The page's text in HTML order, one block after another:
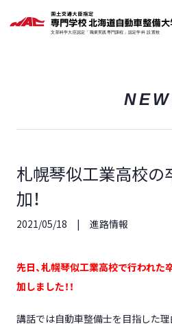
札幌琴似工業高校の
加！
2021/05/18 進路情報
先日、札幌琴似工業高校で行われ
加しました！！
講話では自動車整備士を目指した